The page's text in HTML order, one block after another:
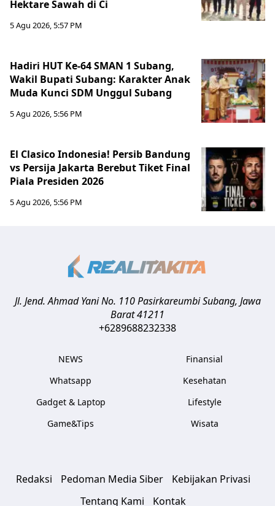
Hektare Sawah di Ci
5 Agu 2026, 5:57 PM
Hadiri HUT Ke-64 SMAN 1 Subang,
Wakil Bupati Subang: Karakter Anak
Muda Kunci SDM Unggul Subang
5 Agu 2026, 5:56 PM
El Clasico Indonesia! Persib Bandung
vs Persija Jakarta Berebut Tiket Final
Piala Presiden 2026
5 Agu 2026, 5:56 PM
Jl. Jend. Ahmad Yani No. 110 Pasirkareumbi Subang, Jawa
Barat41211
+6289688232338
NEWS
Whatsapp
Gadget & Laptop
Game&Tips
Finansial
Kesehatan
Lifestyle
Wisata
Redaksi Pedoman Media Siber
Kebijakan Privasi
Tentang Kami
Kontak